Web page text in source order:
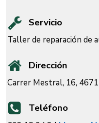
Servicio
Taller de reparación de
Dirección
Carrer Mestral, 16,
Teléfono